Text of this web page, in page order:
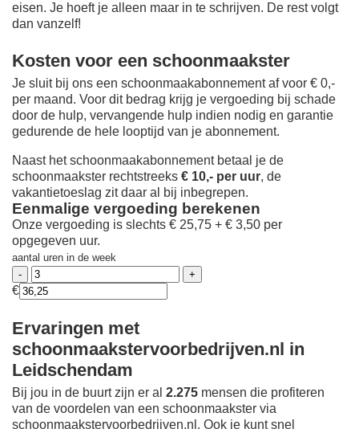
eisen. Je hoeft je alleen maar in te schrijven. De rest volgt
dan vanzelf!
Kosten voor een schoonmaakster
Je sluit bij ons een schoonmaakabonnement af voor € 0,-
per maand. Voor dit bedrag krijg je vergoeding bij schade
door de hulp, vervangende hulp indien nodig en garantie
gedurende de hele looptijd van je abonnement.
Naast het schoonmaakabonnement betaal je de
schoonmaakster rechtstreeks € 10,- per uur, de
vakantietoeslag zit daar al bij inbegrepen.
Eenmalige vergoeding berekenen
Onze vergoeding is slechts € 25,75 + € 3,50 per
opgegeven uur.
aantal uren in de week
€
Ervaringen met
schoonmaakstervoorbedrijven.nl in
Leidschendam
Bij jou in de buurt zijn er al 2.275 mensen die profiteren
van de voordelen van een schoonmaakster via
schoonmaakstervoorbedrijven.nl. Ook je kunt snel